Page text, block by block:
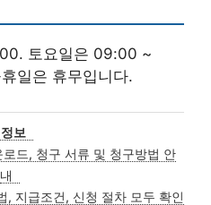
토요일은 09:00 ~
일은 휴무입니다.
카
리
정보
드, 청구 서류 및 청구방법 안
내
, 지급조건, 신청 절차 모두 확인